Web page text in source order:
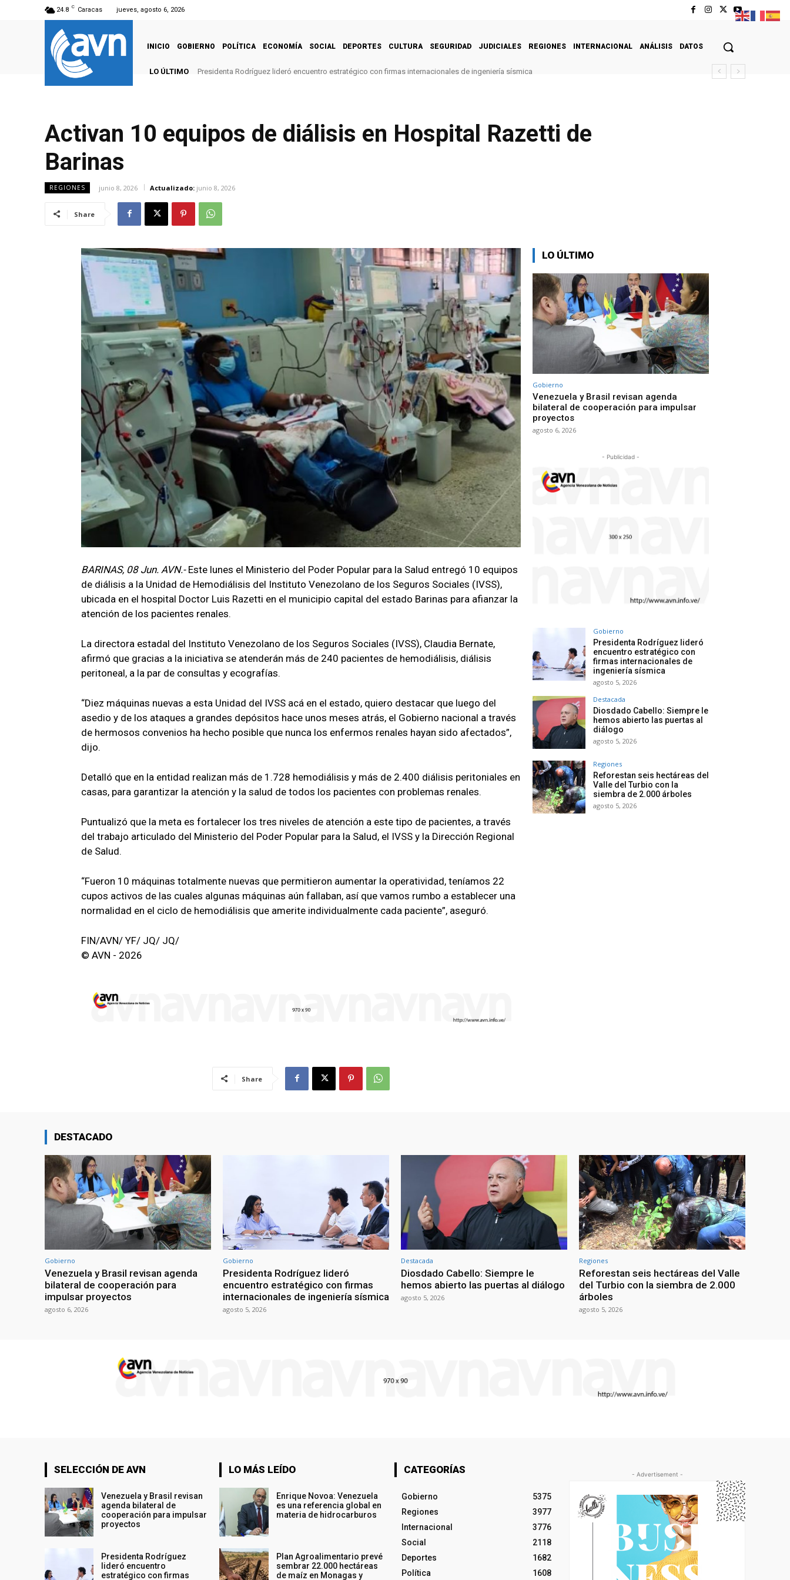
24.8 C Caracas jueves, agosto 6, 2026
INICIO GOBIERNO POLÍTICA ECONOMÍA SOCIAL DEPORTES CULTURA SEGURIDAD JUDICIALES REGIONES INTERNACIONAL ANÁLISIS DATOS
LO ÚLTIMO Presidenta Rodríguez lideró encuentro estratégico con firmas internacionales de ingeniería sísmica
Activan 10 equipos de diálisis en Hospital Razetti de
Barinas
REGIONES junio 8, 2026 Actualizado: junio 8, 2026
Share
BARINAS, 08 Jun. AVN.- Este lunes el Ministerio del Poder Popular para la Salud entregó 10 equipos
de diálisis a la Unidad de Hemodiálisis del Instituto Venezolano de los Seguros Sociales (IVSS),
ubicada en el hospital Doctor Luis Razetti en el municipio capital del estado Barinas para afianzar la
atención de los pacientes renales.
La directora estadal del Instituto Venezolano de los Seguros Sociales (IVSS), Claudia Bernate,
afirmó que gracias a la iniciativa se atenderán más de 240 pacientes de hemodiálisis, diálisis
peritoneal, a la par de consultas y ecografías.
“Diez máquinas nuevas a esta Unidad del IVSS acá en el estado, quiero destacar que luego del
asedio y de los ataques a grandes depósitos hace unos meses atrás, el Gobierno nacional a través
de hermosos convenios ha hecho posible que nunca los enfermos renales hayan sido afectados”,
dijo.
Detalló que en la entidad realizan más de 1.728 hemodiálisis y más de 2.400 diálisis peritoniales en
casas, para garantizar la atención y la salud de todos los pacientes con problemas renales.
Puntualizó que la meta es fortalecer los tres niveles de atención a este tipo de pacientes, a través
del trabajo articulado del Ministerio del Poder Popular para la Salud, el IVSS y la Dirección Regional
de Salud.
“Fueron 10 máquinas totalmente nuevas que permitieron aumentar la operatividad, teníamos 22
cupos activos de las cuales algunas máquinas aún fallaban, así que vamos rumbo a establecer una
normalidad en el ciclo de hemodiálisis que amerite individualmente cada paciente”, aseguró.
FIN/AVN/ YF/ JQ/ JQ/
© AVN - 2026
Share
LO ÚLTIMO
Gobierno
Venezuela y Brasil revisan agenda
bilateral de cooperación para impulsar
proyectos
agosto 6, 2026
- Publicidad -
Gobierno
Presidenta Rodríguez lideró
encuentro estratégico con
firmas internacionales de
ingeniería sísmica
agosto 5, 2026
Destacada
Diosdado Cabello: Siempre le
hemos abierto las puertas al
diálogo
agosto 5, 2026
Regiones
Reforestan seis hectáreas del
Valle del Turbio con la
siembra de 2.000 árboles
agosto 5, 2026
DESTACADO
Gobierno
Venezuela y Brasil revisan agenda
bilateral de cooperación para
impulsar proyectos
agosto 6, 2026
Gobierno
Presidenta Rodríguez lideró
encuentro estratégico con firmas
internacionales de ingeniería sísmica
agosto 5, 2026
Destacada
Diosdado Cabello: Siempre le
hemos abierto las puertas al diálogo
agosto 5, 2026
Regiones
Reforestan seis hectáreas del Valle
del Turbio con la siembra de 2.000
árboles
agosto 5, 2026
SELECCIÓN DE AVN
Venezuela y Brasil revisan
agenda bilateral de
cooperación para impulsar
proyectos
Presidenta Rodríguez
lideró encuentro
estratégico con firmas
LO MÁS LEÍDO
Enrique Novoa: Venezuela
es una referencia global en
materia de hidrocarburos
Plan Agroalimentario prevé
sembrar 22.000 hectáreas
de maíz en Monagas y
CATEGORÍAS
Gobierno
5375
Regiones
3977
Internacional
3776
Social
2118
Deportes
1682
Política
1608
- Advertisement -